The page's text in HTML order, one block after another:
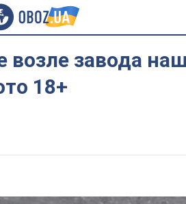
возле завода
18+